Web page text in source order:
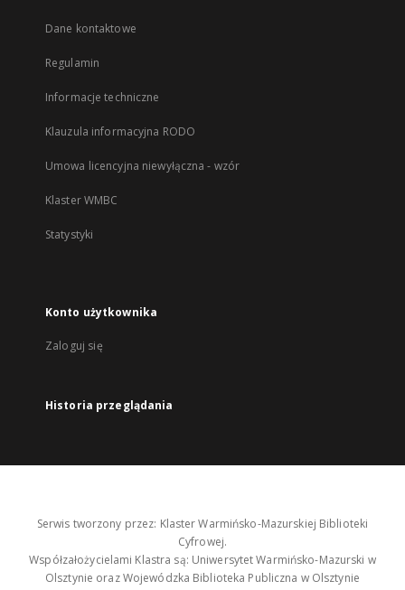
Dane kontaktowe
Regulamin
Informacje techniczne
Klauzula informacyjna RODO
Umowa licencyjna niewyłączna - wzór
Klaster WMBC
Statystyki
Konto użytkownika
Zaloguj się
Historia przeglądania
Serwis tworzony przez: Klaster Warmińsko-Mazurskiej Biblioteki
Cyfrowej.
Współzałożycielami Klastra są: Uniwersytet Warmińsko-Mazurski w
Olsztynie oraz Wojewódzka Biblioteka Publiczna w Olsztynie